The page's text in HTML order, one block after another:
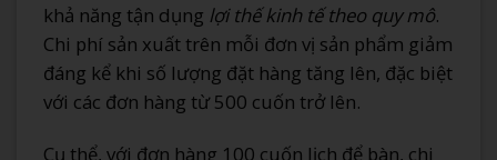
khả năng tận dụng lợi thế kinh tế theo quy mô.
Chi phí sản xuất trên mỗi đơn vị sản phẩm giảm
đáng kể khi số lượng đặt hàng tăng lên, đặc biệt
với các đơn hàng từ 500 cuốn trở lên.
Cụ thể, với đơn hàng 100 cuốn lịch để bàn, chi